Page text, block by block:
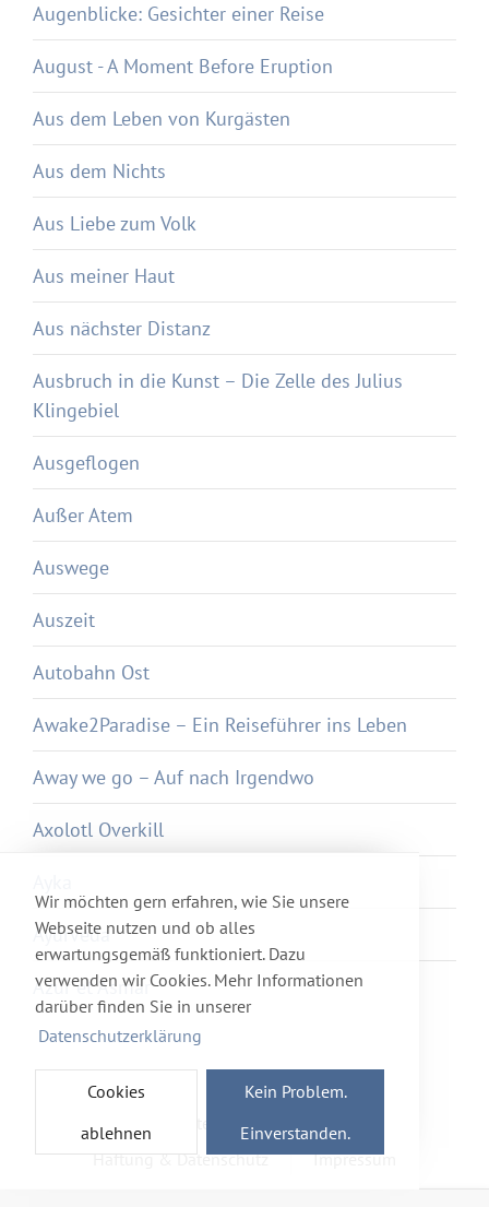
Wir möchten gern erfahren, wie Sie unsere
Webseite nutzen und ob alles
erwartungsgemäß funktioniert. Dazu
verwenden wir Cookies. Mehr Informationen
darüber finden Sie in unserer
Datenschutzerklärung
Cookies
ablehnen
Kein Problem.
Einverstanden.
Augenblicke: Gesichter einer Reise
August - A Moment Before Eruption
Aus dem Leben von Kurgästen
Aus dem Nichts
Aus Liebe zum Volk
Aus meiner Haut
Aus nächster Distanz
Ausbruch in die Kunst – Die Zelle des Julius
Klingebiel
Ausgeflogen
Außer Atem
Auswege
Auszeit
Autobahn Ost
Awake2Paradise – Ein Reiseführer ins Leben
Away we go – Auf nach Irgendwo
Axolotl Overkill
Ayurveda
Azur et Asmar
Förderverein
Haftung & Datenschutz
Impressum